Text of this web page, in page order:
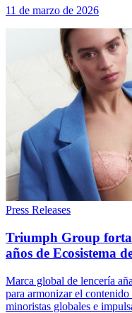
11 de marzo de 2026
Press Releases
Triumph Group
años de Ecosistema
Marca global de lencería
para armonizar el
minoristas globales e